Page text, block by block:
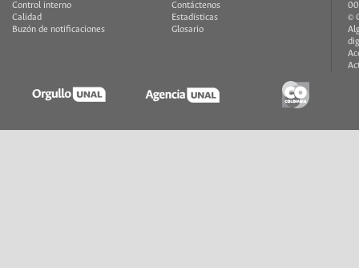
Control interno
Calidad
Buzón de notificaciones
Contáctenos
Estadísticas
Glosario
©